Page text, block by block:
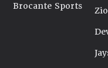
Brocante Sports